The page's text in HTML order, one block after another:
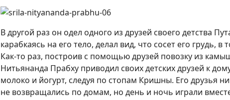
В другой раз он одел одного из друзей своего детства
карабкаясь на его тело, делал вид, что сосет его грудь,
Как-то раз, построив с помощью друзей повозку из
Нитьянанда Прабху приводил своих детских друзей к
молоко и йогурт, следуя по стопам Кришны. Его друзья
не возвращались по домам, но день и ночь играли